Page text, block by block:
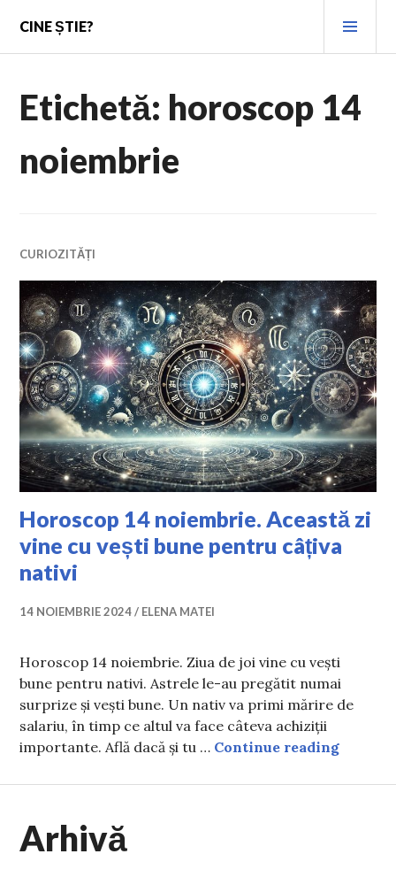
content
CINE ȘTIE?
Etichetă: horoscop 14
noiembrie
CURIOZITĂȚI
Horoscop 14 noiembrie. Această zi
vine cu vești bune pentru câțiva
nativi
14 NOIEMBRIE 2024 ELENA MATEI
Horoscop 14 noiembrie. Ziua de joi vine cu vești
bune pentru nativi. Astrele le-au pregătit numai
surprize și vești bune. Un nativ va primi mărire de
salariu, în timp ce altul va face câteva achiziții
importante. Află dacă și tu … Continue reading
Arhivă